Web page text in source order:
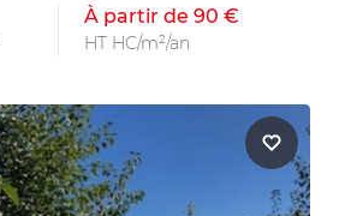
À partir de 90 €
HT HC/m²/an